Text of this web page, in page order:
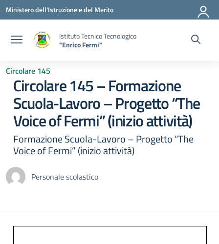
Vai ai contenuti
Vai al menu di navigazione
Vai al footer
Ministero dell'Istruzione e del Merito
Istituto Tecnico Tecnologico
"Enrico Fermi"
Circolare 145
Circolare 145 – Formazione
Scuola-Lavoro – Progetto “The
Voice of Fermi” (inizio attività)
Formazione Scuola-Lavoro – Progetto “The
Voice of Fermi” (inizio attività)
Personale scolastico